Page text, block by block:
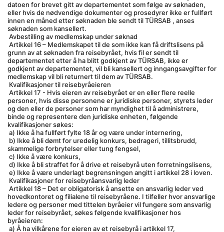
datoen for brevet gitt av departementet som følge av søknaden,
eller hvis de nødvendige dokumenter og prosedyrer ikke er fullført
innen en måned etter søknaden ble sendt til TÜRSAB , anses
søknaden som kansellert.
Avbestilling av medlemskap under søknad
grunn av at søknaden fra reisebyrået, hvis fil er sendt til
departementet etter å ha blitt godkjent av TÜRSAB, ikke er
godkjent av departementet, vil bli kansellert og inngangsavgifter for
medlemskap vil bli returnert til dem av TÜRSAB.
Kvalifikasjoner til reisebyråeieren
personer, hvis disse personene er juridiske personer, styrets leder
og den eller de personer som har myndighet til å administrere,
binde og representere den juridiske enheten, følgende
kvalifikasjoner søkes:
a) Ikke å ha fullført fylte 18 år og være under internering,
skammelige forbrytelser eller tung fengsel,
c) Ikke å være konkurs,
d) Ikke å bli straffet for å drive et reisebyrå uten forretningslisens,
e) Ikke å være underlagt begrensningen angitt i artikkel 28 i loven.
Kvalifikasjoner for reisebyråansvarlig leder
hovedkontoret og filialene til reisebyråene. I tilfeller hvor ansvarlige
ledere og personer med tittelen byråeier vil fungere som ansvarlig
leder for reisebyrået, søkes følgende kvalifikasjoner hos
byråeieren:
a) Å ha vilkårene for eieren av et reisebyrå i artikkel 17,